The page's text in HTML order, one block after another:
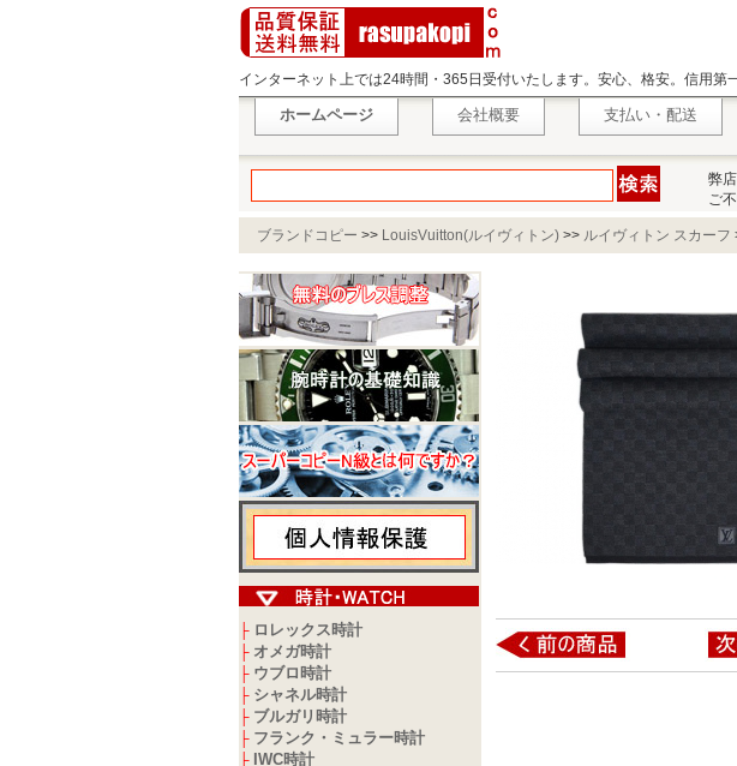
インターネット上では24時間・365日受付いたします。安心、格安。信用第
ホームページ 会社概要 支払い・配送
弊
ご
ブランドコピー >> LouisVuitton(ルイヴィトン) >> ルイヴィトン スカーフ
├ ロレックス時計
├ オメガ時計
├ ウブロ時計
├ シャネル時計
├ ブルガリ時計
├ フランク・ミュラー時計
├ IWC時計